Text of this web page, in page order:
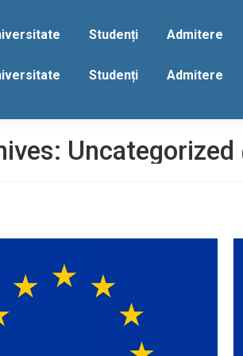
Studenți Admitere
Uncategorized
Studenți Admitere